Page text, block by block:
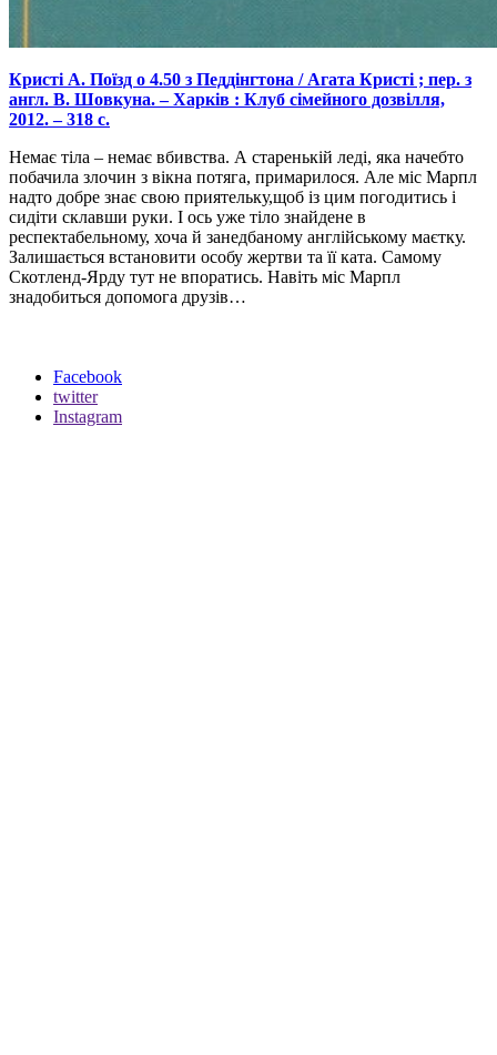
Кристі А. Поїзд о 4.50 з Педдінгтона / Агата Кристі ; пер. з
англ. В. Шовкуна. – Харків : Клуб сімейного дозвілля,
2012. – 318 с.
Немає тіла – немає вбивства. А старенькій леді, яка начебто
побачила злочин з вікна потяга, примарилося. Але міс Марпл
надто добре знає свою приятельку,щоб із цим погодитись і
сидіти склавши руки. І ось уже тіло знайдене в
респектабельному, хоча й занедбаному англійському маєтку.
Залишається встановити особу жертви та її ката. Самому
Скотленд-Ярду тут не впоратись. Навіть міс Марпл
знадобиться допомога друзів…
Facebook
twitter
Instagram